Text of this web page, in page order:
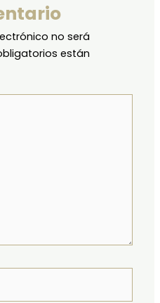
no será
están